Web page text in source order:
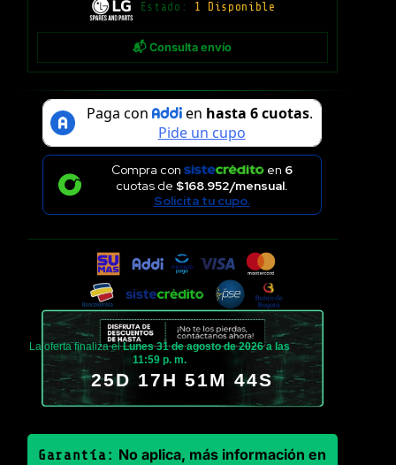
Estado: 1 Disponible
📬 Consulta envío
Compra con en 6
cuotas de $168.952/mensual.
Solicita tu cupo.
La oferta finaliza elLunes 31 de agosto de 2026 a las
11:59 p. m.
25D 17H 51M 43S
Garantía: No aplica, más información en